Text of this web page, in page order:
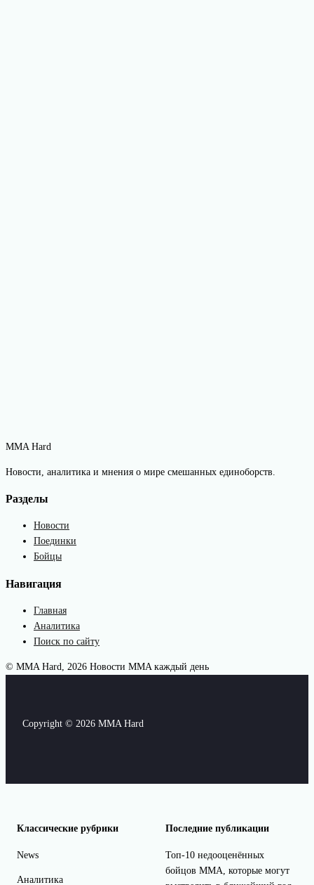
MMA Hard
Новости, аналитика и мнения о мире смешанных единоборств.
Разделы
Новости
Поединки
Бойцы
Навигация
Главная
Аналитика
Поиск по сайту
© MMA Hard, 2026 Новости MMA каждый день
Copyright © 2026 MMA Hard
Классические рубрики
News
Аналитика
Последние публикации
Топ-10 недооценённых
бойцов ММА, которые могут